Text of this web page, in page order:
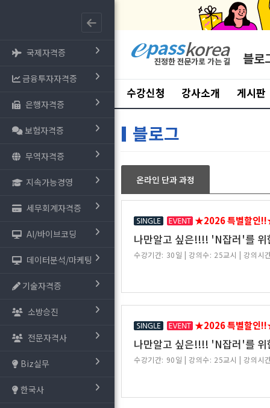
국제자격증
금융투자자격증
은행자격증
보험자격증
무역자격증
지속가능경영
세무회계자격증
AI/바이브코딩
데이터분석/마케팅
기술자격증
소방승진
전문자격사
Biz실무
한국사
블로
수강신청 강사소개 게시판
블로그
온라인 단과 과정
★2026 특별할인
나만알고 싶은!!!! 'N잡러'를
수강기간: 30일 | 강의수: 25교시 | 강의시
★2026 특별할인
나만알고 싶은!!!! 'N잡러'를
수강기간: 90일 | 강의수: 25교시 | 강의시